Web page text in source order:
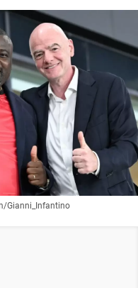
Gianni_Infantino